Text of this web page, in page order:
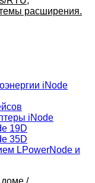
расширения.
iNode
iNode
19D
35D
LPowerNode и